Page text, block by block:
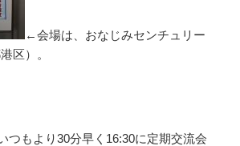
←会場は、おなじみセンチュリー
区）。
つもより30分早く16:30に定期交流会